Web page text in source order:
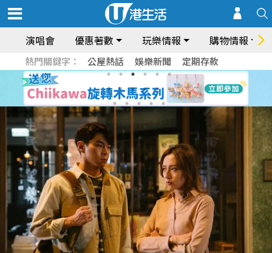
演唱會 優惠著數 玩樂情報 購物情報
熱門關鍵字： 公屋熱話 娛樂新聞 定期存款